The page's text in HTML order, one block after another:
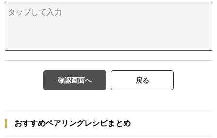
確認画面へ 戻る
おすすめペアリングレシピまとめ